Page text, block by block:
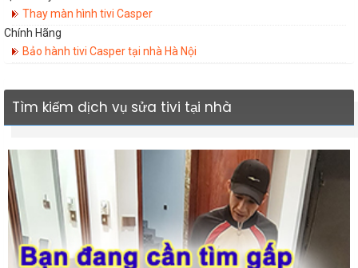
Thay màn hình tivi Casper
Chính Hãng
Bảo hành tivi Casper tại nhà Hà Nội
Tìm kiếm dịch vụ sửa tivi tại nhà